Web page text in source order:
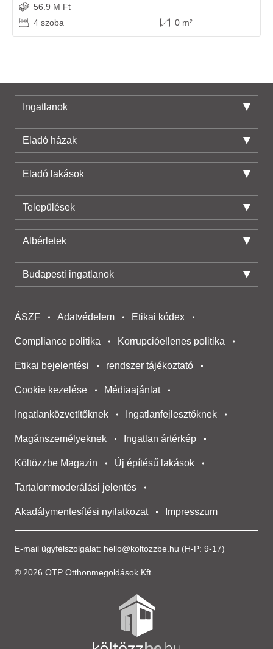
56.9 M Ft
4 szoba
0 m²
Ingatlanok
Eladó házak
Eladó lakások
Települések
Albérletek
Budapesti ingatlanok
E-mail ügyfélszolgálat: hello@koltozzbe.hu (H-P: 9-17)
© 2026 OTP Otthonmegoldások Kft.
ÁSZF Adatvédelem Etikai kódex
Compliance politika Korrupcióellenes politika
Etikai bejelentési rendszer tájékoztató
Cookie kezelése Médiaajánlat
Ingatlanközvetítőknek Ingatlanfejlesztőknek
Magánszemélyeknek Ingatlan ártérkép
Költözzbe Magazin Új építésű lakások
Tartalommoderálási jelentés
Akadálymentesítési nyilatkozat Impresszum